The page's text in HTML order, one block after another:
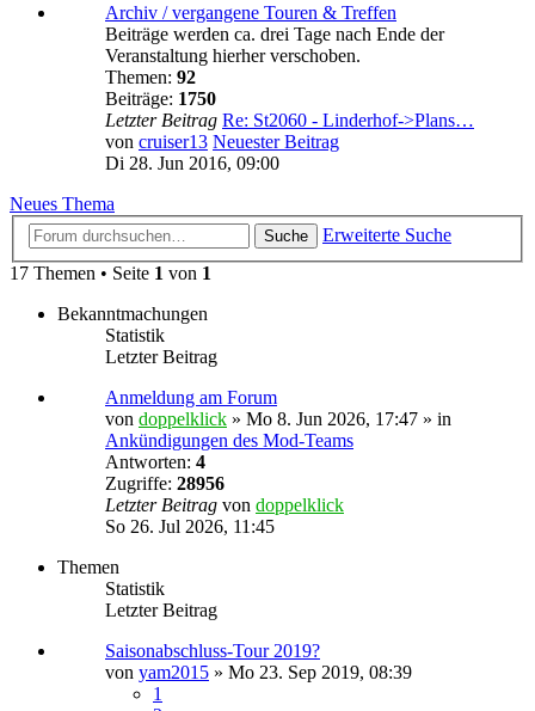
Archiv / vergangene Touren & Treffen
Beiträge werden ca. drei Tage nach Ende der
Veranstaltung hierher verschoben.
Themen: 92
Beiträge: 1750
Letzter Beitrag Re: St2060 - Linderhof->Plans…
von cruiser13 Neuester Beitrag
Di 28. Jun 2016, 09:00
Neues Thema
Suche
Erweiterte Suche
17 Themen • Seite 1 von 1
Bekanntmachungen
Statistik
Letzter Beitrag
Anmeldung am Forum
von doppelklick » Mo 8. Jun 2026, 17:47 » in
Ankündigungen des Mod-Teams
Antworten: 4
Zugriffe: 28956
Letzter Beitrag von doppelklick
So 26. Jul 2026, 11:45
Themen
Statistik
Letzter Beitrag
Saisonabschluss-Tour 2019?
von yam2015 » Mo 23. Sep 2019, 08:39
1